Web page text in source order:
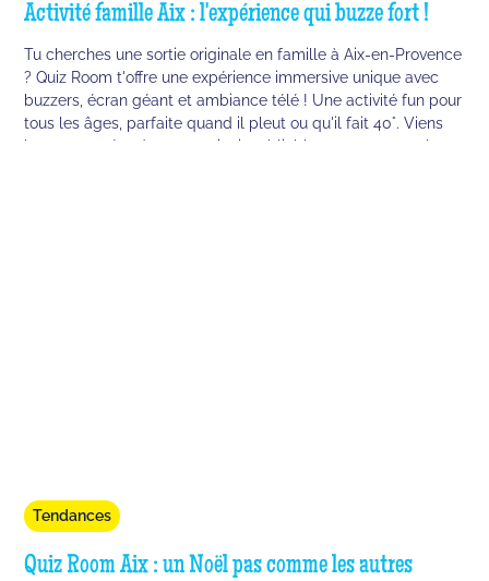
Activité famille Aix : l'expérience qui buzze fort !
Tu cherches une sortie originale en famille à Aix-en-Provence
? Quiz Room t'offre une expérience immersive unique avec
buzzers, écran géant et ambiance télé ! Une activité fun pour
tous les âges, parfaite quand il pleut ou qu'il fait 40°. Viens
buzzer et créer des souvenirs inoubliables avec tes proches
Tendances
Quiz Room Aix : un Noël pas comme les autres